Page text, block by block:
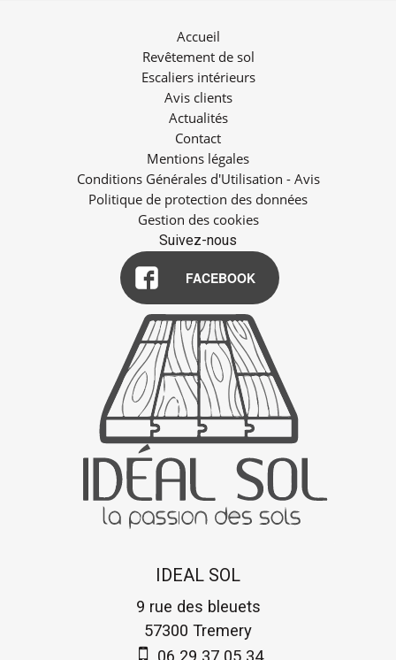
Accueil
Revêtement de sol
Escaliers intérieurs
Avis clients
Actualités
Contact
Mentions légales
Conditions Générales d'Utilisation - Avis
Politique de protection des données
Gestion des cookies
Suivez-nous
FACEBOOK
IDEAL SOL
9 rue des bleuets
57300 Tremery